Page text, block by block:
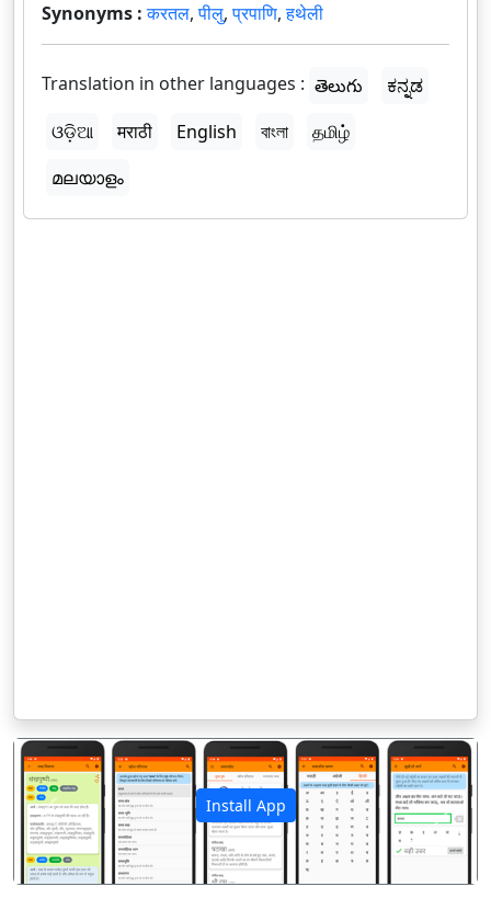
Synonyms :करतल,पीलु,प्रपाणि,हथेली
Translation in other languages : తెలుగు
ಕನ್ನಡ
ଓଡ଼ିଆ
मराठी English বাংলা
தமிழ்
മലയാളം
Install App
पिछला अगला